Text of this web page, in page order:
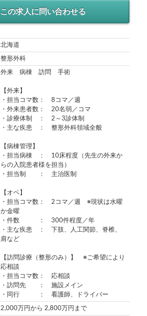
この求人に問い合わせる
北海道
整形外科
外来 病棟 訪問 手術
【外来】
・担当コマ数： 8コマ／週
・外来患者数： 20名弱／コマ
・診療体制 ： 2～3診体制
・主な疾患 ： 整形外科領域全般
【病棟管理】
・担当病棟 ： 10床程度（先生の外来か
らの入院患者様を担当）
・担当制 ： 主治医制
【オペ】
・担当コマ数： 2コマ／週 ※現状は水曜
か金曜
・件数 ： 300件程度／年
・主な疾患 ： 下肢、人工関節、脊椎、
肩など
【訪問診療（整形のみ）】 ※ご希望により
応相談
・担当コマ数： 応相談
・訪問先 ： 施設メイン
・同行 ： 看護師、ドライバー
2,000万円から 2,800万円まで